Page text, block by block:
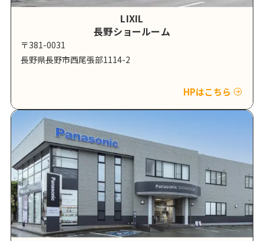
LIXIL
長野ショールーム
〒381-0031
長野県長野市西尾張部1114-2
HPはこちら